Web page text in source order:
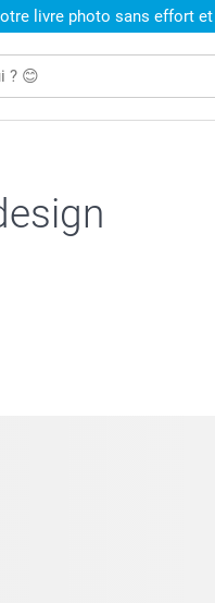
livre photo sans effort